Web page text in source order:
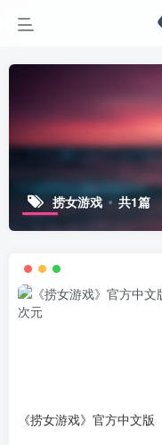
捞女游戏 共1篇
《捞女游戏》官方中文版